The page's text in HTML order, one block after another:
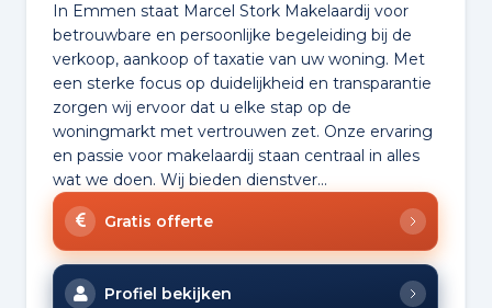
In Emmen staat Marcel Stork Makelaardij voor
betrouwbare en persoonlijke begeleiding bij de
verkoop, aankoop of taxatie van uw woning. Met
een sterke focus op duidelijkheid en transparantie
zorgen wij ervoor dat u elke stap op de
woningmarkt met vertrouwen zet. Onze ervaring
en passie voor makelaardij staan centraal in alles
wat we doen. Wij bieden dienstver...
Gratis offerte
Profiel bekijken